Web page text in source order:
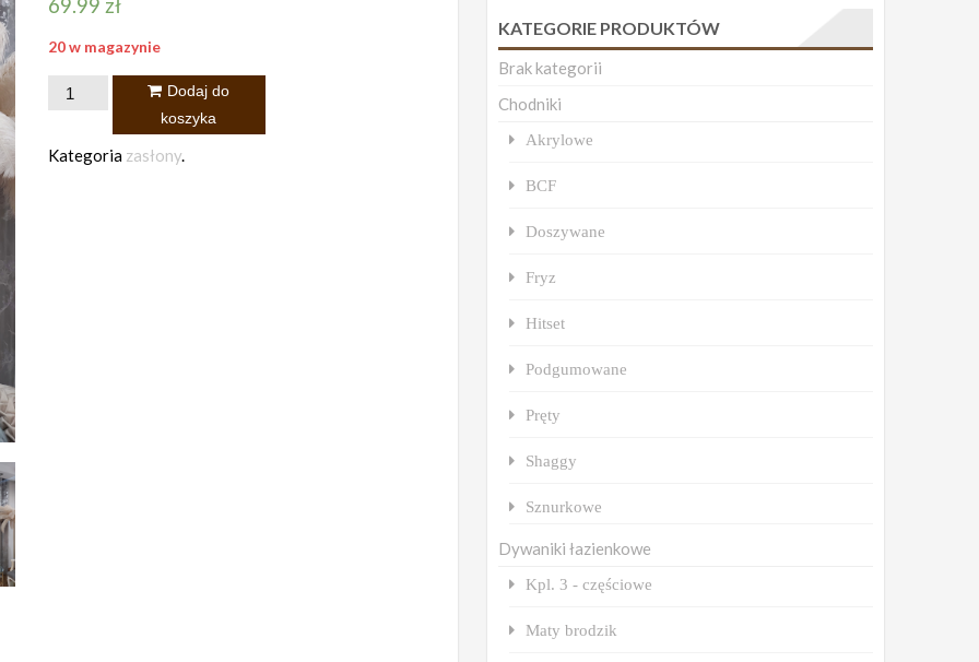
69.99 zł
20 w magazynie
ilość
Celia
Dodaj do
koszyka
Kategoria zasłony.
KATEGORIE PRODUKTÓW
Brak kategorii
Chodniki
Akrylowe
BCF
Doszywane
Fryz
Hitset
Podgumowane
Pręty
Shaggy
Sznurkowe
Dywaniki łazienkowe
Kpl. 3 - częściowe
Maty brodzik